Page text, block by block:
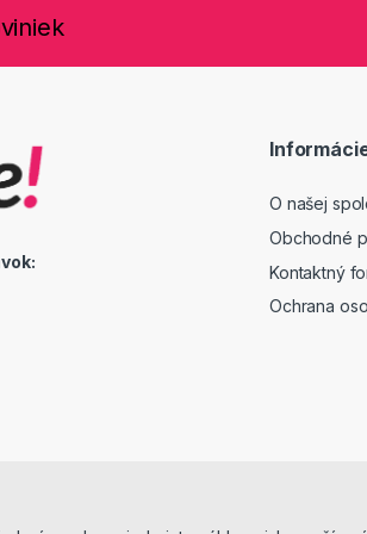
O našej
Obchodné
Kontaktný
Ochrana